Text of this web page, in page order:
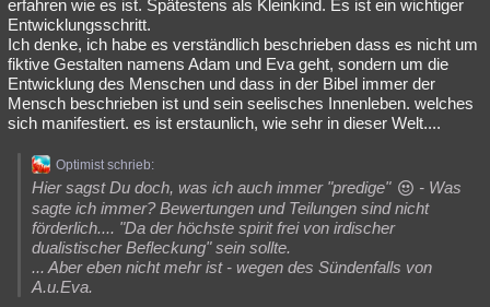
erfahren wie es ist. Spätestens als Kleinkind. Es ist ein wichtiger
Entwicklungsschritt.
Ich denke, ich habe es verständlich beschrieben dass es nicht um
fiktive Gestalten namens Adam und Eva geht, sondern um die
Entwicklung des Menschen und dass in der Bibel immer der
Mensch beschrieben ist und sein seelisches Innenleben. welches
sich manifestiert. es ist erstaunlich, wie sehr in dieser Welt....
Optimist schrieb:
Hier sagst Du doch, was ich auch immer "predige"
- Was
sagte ich immer? Bewertungen und Teilungen sind nicht
förderlich.... "Da der höchste spirit frei von irdischer
dualistischer Befleckung" sein sollte.
... Aber eben nicht mehr ist - wegen des Sündenfalls von
A.u.Eva.